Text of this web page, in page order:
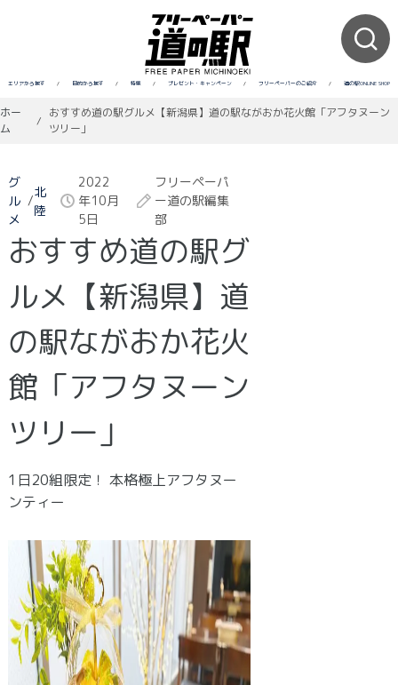
エリアから探す / 目的から探す / 特集 / プレゼント・キャンペーン / フリーペーパーのご紹介 / 道の駅ONLINE SHOP
ホー
ム
/
おすすめ道の駅グルメ【新潟県】道の駅ながおか花火館「アフタヌーン
ツリー」
グ
ル
メ
/
北
陸
2022
年10月
5日
フリーペーパ
ー道の駅編集
部
おすすめ道の駅グ
ルメ【新潟県】道
の駅ながおか花火
館「アフタヌーン
ツリー」
1日20組限定！ 本格極上アフタヌー
ンティー